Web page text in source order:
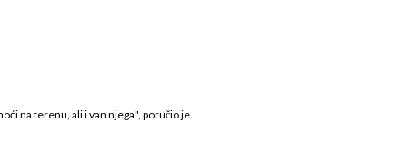
na terenu, ali i van njega", poručio je.